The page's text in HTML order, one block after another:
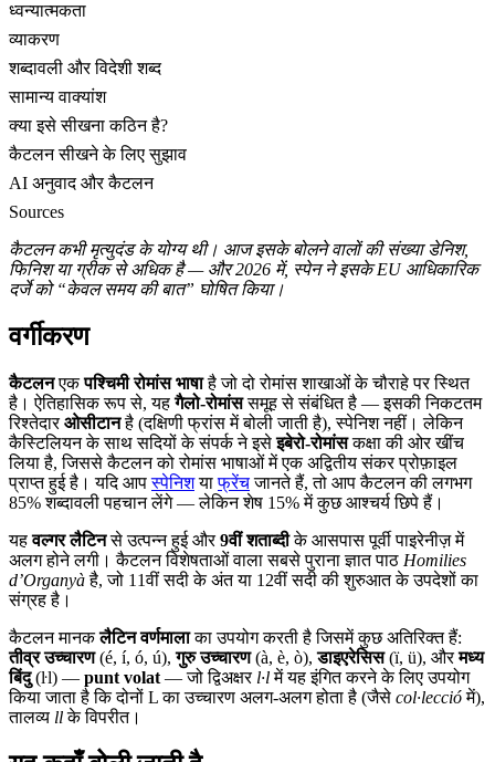
ध्वन्यात्मकता
व्याकरण
शब्दावली और विदेशी शब्द
सामान्य वाक्यांश
क्या इसे सीखना कठिन है?
कैटलन सीखने के लिए सुझाव
AI अनुवाद और कैटलन
Sources
कैटलन कभी मृत्युदंड के योग्य थी। आज इसके बोलने वालों की संख्या डेनिश,
फिनिश या ग्रीक से अधिक है — और 2026 में, स्पेन ने इसके EU आधिकारिक
दर्जे को “केवल समय की बात” घोषित किया।
वर्गीकरण
कैटलनएकपश्चिमी रोमांस भाषाहै जो दो रोमांस शाखाओं के चौराहे पर स्थित
है। ऐतिहासिक रूप से, यहगैलो-रोमांससमूह से संबंधित है — इसकी निकटतम
रिश्तेदारओसीटानहै (दक्षिणी फ्रांस में बोली जाती है), स्पेनिश नहीं। लेकिन
कैस्टिलियन के साथ सदियों के संपर्क ने इसेइबेरो-रोमांसकक्षा की ओर खींच
लिया है, जिससे कैटलन को रोमांस भाषाओं में एक अद्वितीय संकर प्रोफ़ाइल
प्राप्त हुई है। यदि आपस्पेनिशयाफ्रेंचजानते हैं, तो आप कैटलन की लगभग
85% शब्दावली पहचान लेंगे — लेकिन शेष 15% में कुछ आश्चर्य छिपे हैं।
यहवल्गर लैटिनसे उत्पन्न हुई और9वीं शताब्दीके आसपास पूर्वी पाइरेनीज़ में
अलग होने लगी। कैटलन विशेषताओं वाला सबसे पुराना ज्ञात पाठ Homilies
d’Organyàहै, जो 11वीं सदी के अंत या 12वीं सदी की शुरुआत के उपदेशों का
संग्रह है।
कैटलन मानकलैटिन वर्णमालाका उपयोग करती है जिसमें कुछ अतिरिक्त हैं:
तीव्र उच्चारण(é, í, ó, ú),गुरु उच्चारण(à, è, ò),डाइएरेसिस(ï, ü), औरमध्य
बिंदु(ŀl) — punt volat — जो द्विअक्षर l·lमें यह इंगित करने के लिए उपयोग
किया जाता है कि दोनों L का उच्चारण अलग-अलग होता है (जैसे col·leccióमें),
तालव्य llके विपरीत।